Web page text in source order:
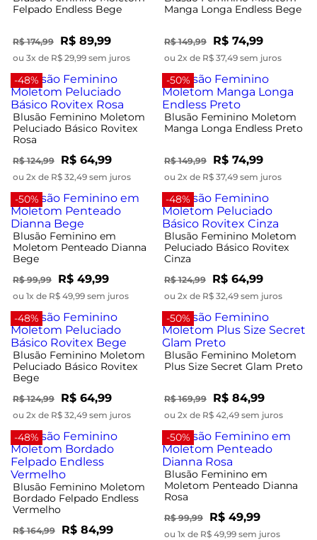
Felpado Endless Bege
R$ 174,99 R$ 89,99
ou 3x de R$ 29,99 sem juros
Manga Longa Endless Bege
R$ 149,99 R$ 74,99
ou 2x de R$ 37,49 sem juros
-48%
Blusão Feminino Moletom
Peluciado Básico Rovitex
Rosa
R$ 124,99 R$ 64,99
ou 2x de R$ 32,49 sem juros
-50%
Blusão Feminino Moletom
Manga Longa Endless Preto
R$ 149,99 R$ 74,99
ou 2x de R$ 37,49 sem juros
-50%
Blusão Feminino em
Moletom Penteado Dianna
Bege
R$ 99,99 R$ 49,99
ou 1x de R$ 49,99 sem juros
-48%
Blusão Feminino Moletom
Peluciado Básico Rovitex
Cinza
R$ 124,99 R$ 64,99
ou 2x de R$ 32,49 sem juros
-48%
Blusão Feminino Moletom
Peluciado Básico Rovitex
Bege
R$ 124,99 R$ 64,99
ou 2x de R$ 32,49 sem juros
-50%
Blusão Feminino Moletom
Plus Size Secret Glam Preto
R$ 169,99 R$ 84,99
ou 2x de R$ 42,49 sem juros
-48%
Blusão Feminino Moletom
Bordado Felpado Endless
Vermelho
R$ 164,99 R$ 84,99
-50%
Blusão Feminino em
Moletom Penteado Dianna
Rosa
R$ 99,99 R$ 49,99
ou 1x de R$ 49,99 sem juros